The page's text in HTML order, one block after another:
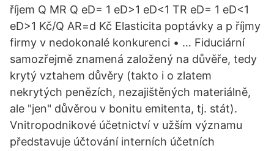
říjem Q MR Q eD= 1 eD>1 eD<1 TR eD= 1 eD<1
eD>1 Kč/Q AR=d Kč Elasticita poptávky a p říjmy
firmy v nedokonalé konkurenci • … Fiduciární
samozřejmě znamená založený na důvěře, tedy
krytý vztahem důvěry (takto i o zlatem
nekrytých penězích, nezajištěných materiálně,
ale "jen" důvěrou v bonitu emitenta, tj. stát).
Vnitropodnikové účetnictví v užším významu
představuje účtování interních účetních